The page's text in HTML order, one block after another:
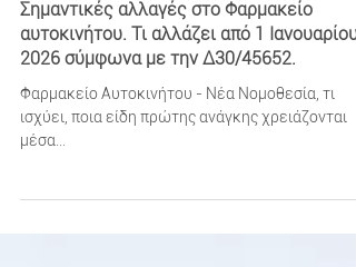
Σημαντικές αλλαγές στο Φαρμακείο
αυτοκινήτου. Τι αλλάζει από 1 Ιανουαρίου
2026 σύμφωνα με την Δ30/45652.
Φαρμακείο Αυτοκινήτου - Νέα Νομοθεσία, τι
ισχύει, ποια είδη πρώτης ανάγκης χρειάζονται